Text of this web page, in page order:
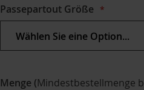
Passepartout Größe
Menge (Mindestbestellmenge